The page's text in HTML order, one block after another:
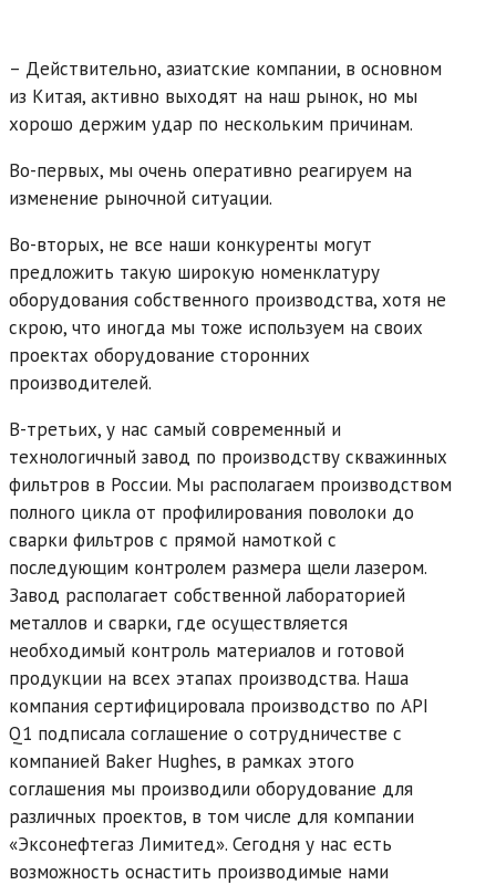
– Действительно, азиатские компании, в основном
из Китая, активно выходят на наш рынок, но мы
хорошо держим удар по нескольким причинам.
Во-первых, мы очень оперативно реагируем на
изменение рыночной ситуации.
Во-вторых, не все наши конкуренты могут
предложить такую широкую номенклатуру
оборудования собственного производства, хотя не
скрою, что иногда мы тоже используем на своих
проектах оборудование сторонних
производителей.
В-третьих, у нас самый современный и
технологичный завод по производству скважинных
фильтров в России. Мы располагаем производством
полного цикла от профилирования поволоки до
сварки фильтров с прямой намоткой с
последующим контролем размера щели лазером.
Завод располагает собственной лабораторией
металлов и сварки, где осуществляется
необходимый контроль материалов и готовой
продукции на всех этапах производства. Наша
компания сертифицировала производство по API
Q1 подписала соглашение о сотрудничестве с
компанией Baker Hughes, в рамках этого
соглашения мы производили оборудование для
различных проектов, в том числе для компании
«Эксонефтегаз Лимитед». Сегодня у нас есть
возможность оснастить производимые нами